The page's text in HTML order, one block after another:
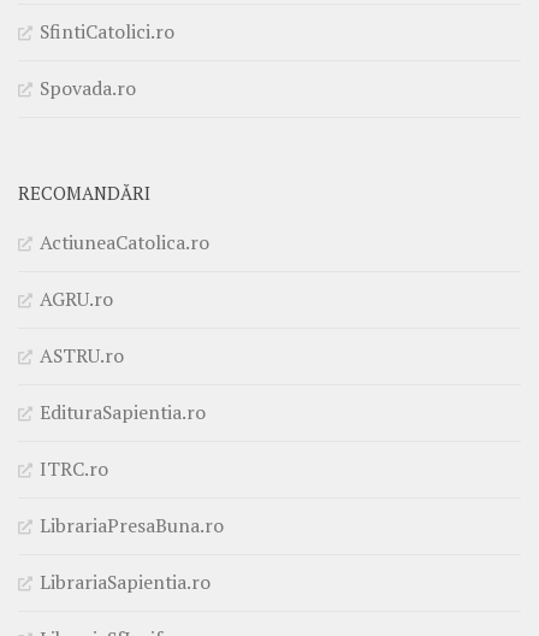
SfintiCatolici.ro
Spovada.ro
RECOMANDĂRI
ActiuneaCatolica.ro
AGRU.ro
ASTRU.ro
EdituraSapientia.ro
ITRC.ro
LibrariaPresaBuna.ro
LibrariaSapientia.ro